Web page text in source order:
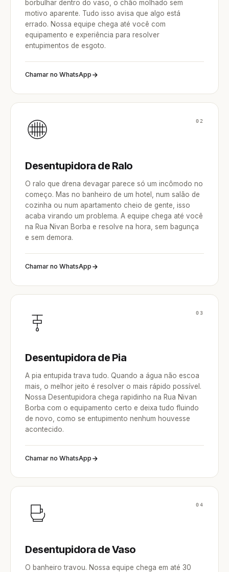
borbulhar dentro do vaso, o chão molhado sem
motivo aparente. Tudo isso avisa que algo está
errado. Nossa equipe chega até você com
equipamento e experiência para resolver
entupimentos de esgoto.
Chamar no WhatsApp
02
Desentupidora de Ralo
O ralo que drena devagar parece só um incômodo no
começo. Mas no banheiro de um hotel, num salão de
cozinha ou num apartamento cheio de gente, isso
acaba virando um problema. A equipe chega até você
na Rua Nivan Borba e resolve na hora, sem bagunça
e sem demora.
Chamar no WhatsApp
03
Desentupidora de Pia
A pia entupida trava tudo. Quando a água não escoa
mais, o melhor jeito é resolver o mais rápido possível.
Nossa Desentupidora chega rapidinho na Rua Nivan
Borba com o equipamento certo e deixa tudo fluindo
de novo, como se entupimento nenhum houvesse
acontecido.
Chamar no WhatsApp
04
Desentupidora de Vaso
O banheiro travou. Nossa equipe chega em até 30